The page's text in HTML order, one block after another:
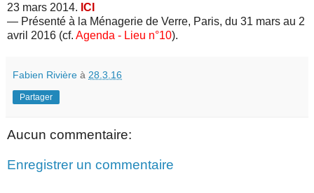
23 mars 2014. ICI
— Présenté à la Ménagerie de Verre, Paris, du 31 mars au 2
avril 2016 (cf. Agenda - Lieu n°10).
Fabien Rivière à 28.3.16
Partager
Aucun commentaire:
Enregistrer un commentaire